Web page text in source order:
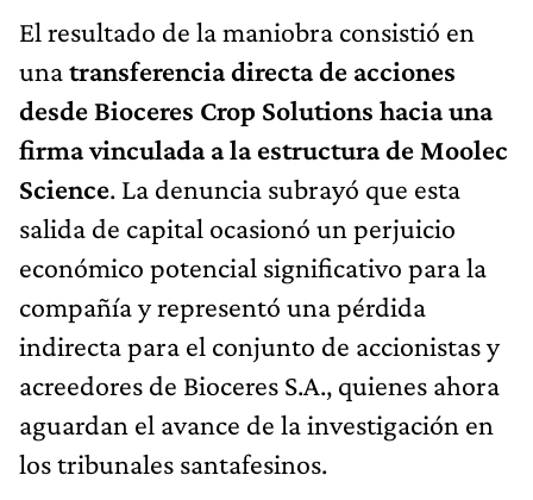
El resultado de la maniobra consistió en
unatransferencia directa de acciones
desde Bioceres Crop Solutions hacia una
firma vinculada a la estructura de Moolec
Science. La denuncia subrayó que esta
salida de capital ocasionó un perjuicio
económico potencial significativo para la
compañía y representó una pérdida
indirecta para el conjunto de accionistas y
acreedores de Bioceres S.A., quienes ahora
aguardan el avance de la investigación en
los tribunales santafesinos.